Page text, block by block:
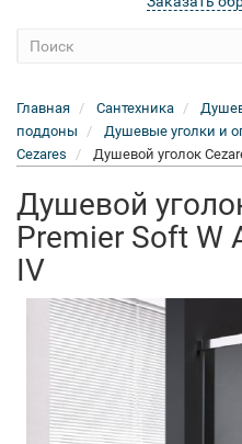
Главная Сантехника
поддоны
Душевые уголки и
Cezares
Душевой уголок
Душевой
Premier Soft W
IV